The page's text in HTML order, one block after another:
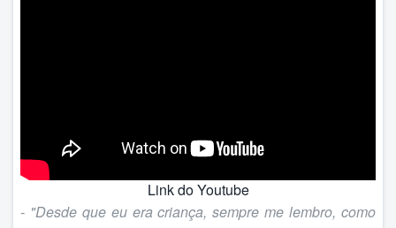
Link do Youtube
- "Desde que eu era criança, sempre me lembro, como